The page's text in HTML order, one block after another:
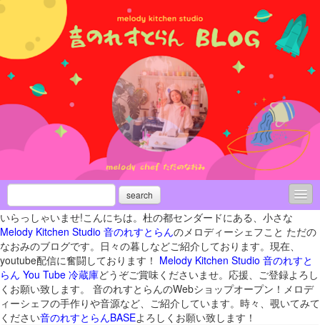
search
活動履歴
メディア出演
ライブいろいろお知らせ
新月＆満月の「お月さま瞑想ライブ」
いらっしゃいませ!こんにちは。杜の都センダードにある、小さな
Melody Kitchen Studio 音のれすとらんのメロディーシェフこと ただの
なおみのブログです。日々の暮しなどご紹介しております。現在、
youtube配信に奮闘しております！ Melody Kitchen Studio 音のれすと
らん You Tube 冷蔵庫どうぞご賞味くださいませ。応援、ご登録よろし
くお願い致します。 音のれすとらんのWebショップオープン！メロデ
ィーシェフの手作りや音源など、ご紹介しています。時々、覗いてみて
ください音のれすとらんBASEよろしくお願い致します！